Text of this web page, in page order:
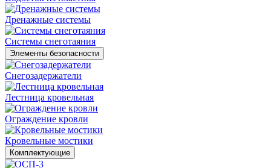
Дренажные системы
Системы снеготаяния
Элементы безопасности
Снегозадержатели
Лестница кровельная
Ограждение кровли
Кровельные мостики
Комплектующие